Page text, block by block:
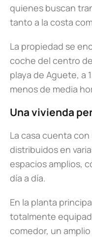
quienes buscan
tanto a la costa
La propiedad se
coche del centro
playa de Aguete, a
menos de media
Una vivienda
La casa cuenta
distribuidos en
espacios amplios,
día a día.
En la planta
totalmente
comedor, un